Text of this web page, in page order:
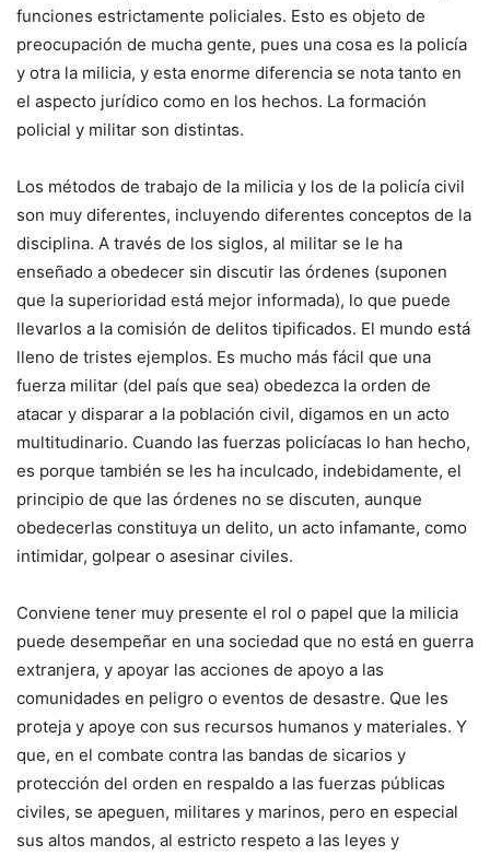
funciones estrictamente policiales. Esto es objeto de
preocupación de mucha gente, pues una cosa es la policía
y otra la milicia, y esta enorme diferencia se nota tanto en
el aspecto jurídico como en los hechos. La formación
policial y militar son distintas.
Los métodos de trabajo de la milicia y los de la policía civil
son muy diferentes, incluyendo diferentes conceptos de la
disciplina. A través de los siglos, al militar se le ha
enseñado a obedecer sin discutir las órdenes (suponen
que la superioridad está mejor informada), lo que puede
llevarlos a la comisión de delitos tipificados. El mundo está
lleno de tristes ejemplos. Es mucho más fácil que una
fuerza militar (del país que sea) obedezca la orden de
atacar y disparar a la población civil, digamos en un acto
multitudinario. Cuando las fuerzas policíacas lo han hecho,
es porque también se les ha inculcado, indebidamente, el
principio de que las órdenes no se discuten, aunque
obedecerlas constituya un delito, un acto infamante, como
intimidar, golpear o asesinar civiles.
Conviene tener muy presente el rol o papel que la milicia
puede desempeñar en una sociedad que no está en guerra
extranjera, y apoyar las acciones de apoyo a las
comunidades en peligro o eventos de desastre. Que les
proteja y apoye con sus recursos humanos y materiales. Y
que, en el combate contra las bandas de sicarios y
protección del orden en respaldo a las fuerzas públicas
civiles, se apeguen, militares y marinos, pero en especial
sus altos mandos, al estricto respeto a las leyes y